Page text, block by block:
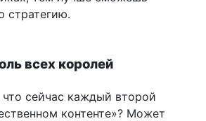
стратегию.
всех королей
сейчас каждый второй
контенте»? Может